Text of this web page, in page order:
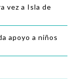
vez a Isla de
apoyo a niños